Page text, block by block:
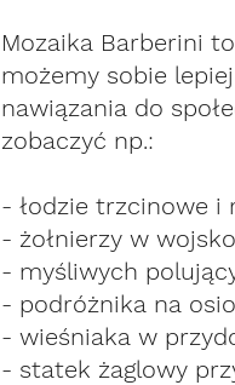
Mozaika Barberini
możemy sobie
nawiązania do
zobaczyć np.:
- łodzie trzcinowe i
- żołnierzy w
- myśliwych
- podróżnika na
- wieśniaka w
- statek żaglowy